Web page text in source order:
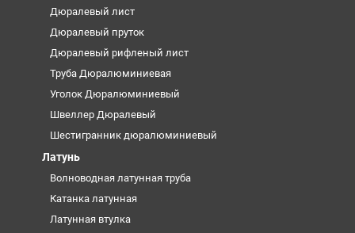
Дюралевый лист
Дюралевый пруток
Дюралевый рифленый лист
Труба Дюралюминиевая
Уголок Дюралюминиевый
Швеллер Дюралевый
Шестигранник дюралюминиевый
Латунь
Волноводная латунная труба
Катанка латунная
Латунная втулка